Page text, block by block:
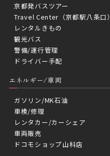
京都発バスツアー
Travel Center（京都駅八条口）
レンタルきもの
観光バス
警備/運行管理
ドライバー手配
エネルギー/車両
ガソリン/MK石油
車検/修理
レンタカー/カーシェア
車両販売
ドコモショップ山科店